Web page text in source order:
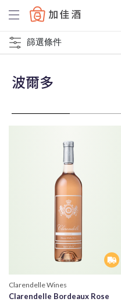
Baccus
篩選條件
波爾多
Clarendelle Wines
Clarendelle Bordeaux Rose